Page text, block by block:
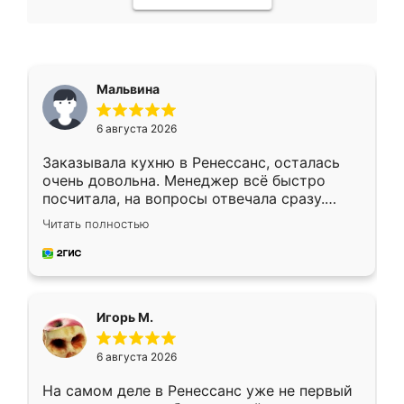
Мальвина
6 августа 2026
Заказывала кухню в Ренессанс, осталась
очень довольна. Менеджер всё быстро
посчитала, на вопросы отвечала сразу.
Замерщик приехал в субботу, подошёл к
делу со всей ответственностью. Собрали
за день, ребята работали аккуратно, даже
Читать полностью
Игорь М.
6 августа 2026
На самом деле в Ренессанс уже не первый